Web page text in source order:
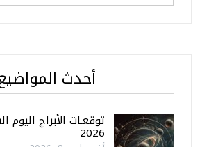
أحدث
2026